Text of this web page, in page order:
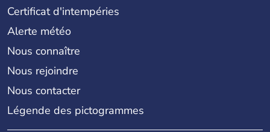
Certificat d'intempéries
Alerte météo
Nous connaître
Nous rejoindre
Nous contacter
Légende des pictogrammes